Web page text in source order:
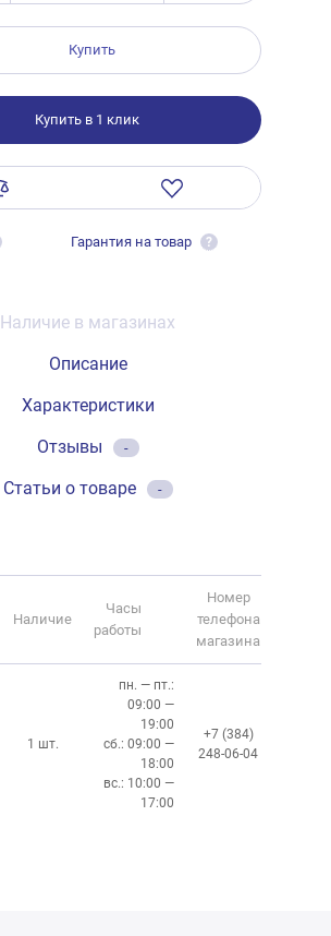
Купить
Купить в 1 клик
Гарантия на товар ?
Наличие в магазинах
Описание
Характеристики
Отзывы
-
Статьи о товаре -
Наличие
Часы
работы
Номер
телефона
магазина
1 шт.
пн. — пт.:
09:00 —
19:00
сб.: 09:00 —
18:00
вс.: 10:00 —
17:00
+7 (384)
248-06-04